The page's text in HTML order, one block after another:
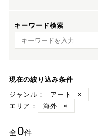
キーワード検索
キーワード検索
現在の絞り込み条件
ジャンル：
アート
×
エリア：
海外 ×
全0件